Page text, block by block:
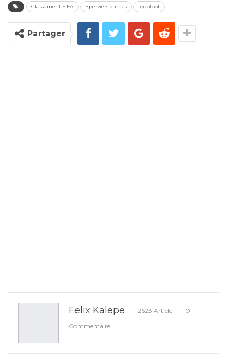
Classement FIFA Eperviers dames togofoot
Partager
Felix Kalepe 2623 Article
0
Commentaire